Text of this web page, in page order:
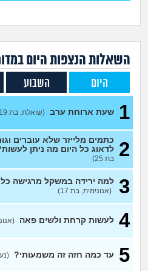
השאלות הנצפות היום
היום השבוע
1 שעת ארוחת ערב (שואלת, בת 19)
2
כתמים מלייזר שלא עוברים
לדאוג כל היום מה ניתן
בת 25)
3 למה ירידה במשקל מרגישה כל
(אנונימית, בת 17)
4 לעשות קרחת ולשים פאה
5 עד כמה חזה זה משמעותי?